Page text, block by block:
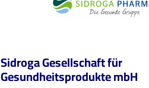
Sidroga Gesellschaft für
Gesundheitsprodukte mbH